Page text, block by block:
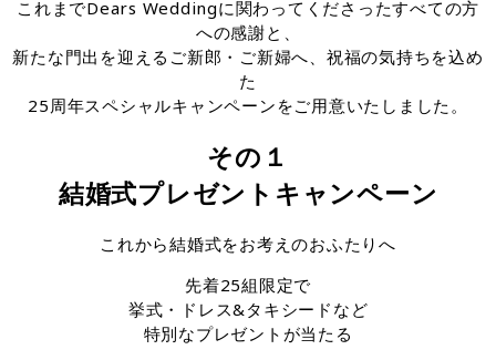
これまでDears Weddingに関わってくださったすべての方
への感謝と、
新たな門出を迎えるご新郎・ご新婦へ、祝福の気持ちを込め
た
25周年スペシャルキャンペーンをご用意いたしました。
その１
結婚式プレゼントキャンペーン
これから結婚式をお考えのおふたりへ
先着25組限定で
挙式・ドレス&タキシードなど
特別なプレゼントが当たる